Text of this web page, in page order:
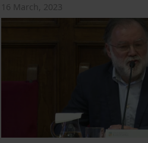
16 March, 2023